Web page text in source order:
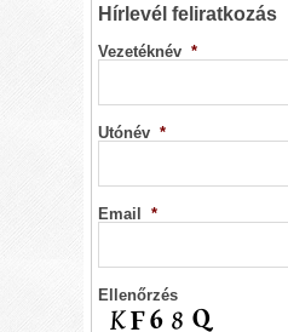
Hírlevél feliratkozás
Vezetéknév *
Utónév *
Email *
Ellenőrzés